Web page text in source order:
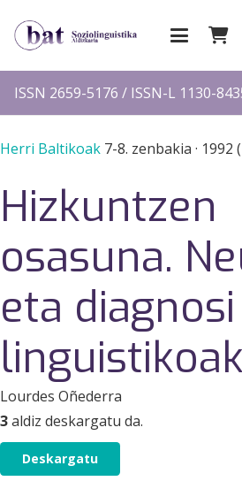
ISSN 2659-5176 / ISSN-L 1130-
Herri Baltikoak 7-8. zenbakia · 1992
Hizkuntzen
osasuna.
eta diagnosi
linguistikoak
Lourdes Oñederra
3aldiz deskargatu da.
Deskargatu